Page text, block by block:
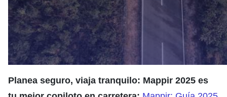
Planea seguro, viaja tranquilo: Mappir 2025 es